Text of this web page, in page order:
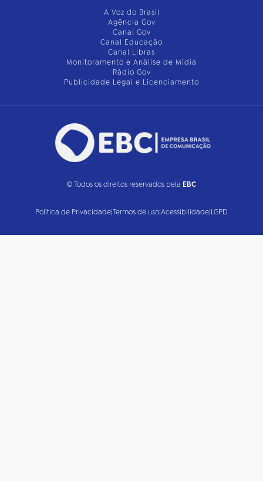
A Voz do Brasil
Agência Gov
Canal Gov
Canal Educação
Canal Libras
Monitoramento e Análise de Mídia
Rádio Gov
Publicidade Legal e Licenciamento
© Todos os direitos reservados pela EBC
Política de Privacidade|Termos de uso|Acessibilidade|LGPD